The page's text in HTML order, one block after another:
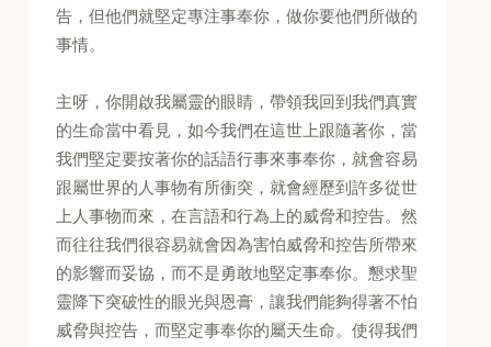
告，但他們就堅定專注事奉你，做你要他們所做的
事情。
主呀，你開啟我屬靈的眼睛，帶領我回到我們真實
的生命當中看見，如今我們在這世上跟隨著你，當
我們堅定要按著你的話語行事來事奉你，就會容易
跟屬世界的人事物有所衝突，就會經歷到許多從世
上人事物而來，在言語和行為上的威脅和控告。然
而往往我們很容易就會因為害怕威脅和控告所帶來
的影響而妥協，而不是勇敢地堅定事奉你。懇求聖
靈降下突破性的眼光與恩膏，讓我們能夠得著不怕
威脅與控告，而堅定事奉你的屬天生命。使得我們